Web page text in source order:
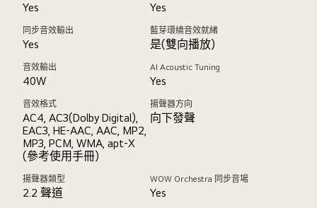
Yes Yes
同步音效輸出
Yes
藍芽環繞音效就緒
是(雙向播放)
音效輸出
40W
AI Acoustic Tuning
Yes
音效格式
AC4, AC3(Dolby Digital),
EAC3, HE-AAC, AAC, MP2,
MP3, PCM, WMA, apt-X
(參考使用手冊)
揚聲器方向
向下發聲
揚聲器類型
2.2 聲道
WOW Orchestra 同步音場
Yes